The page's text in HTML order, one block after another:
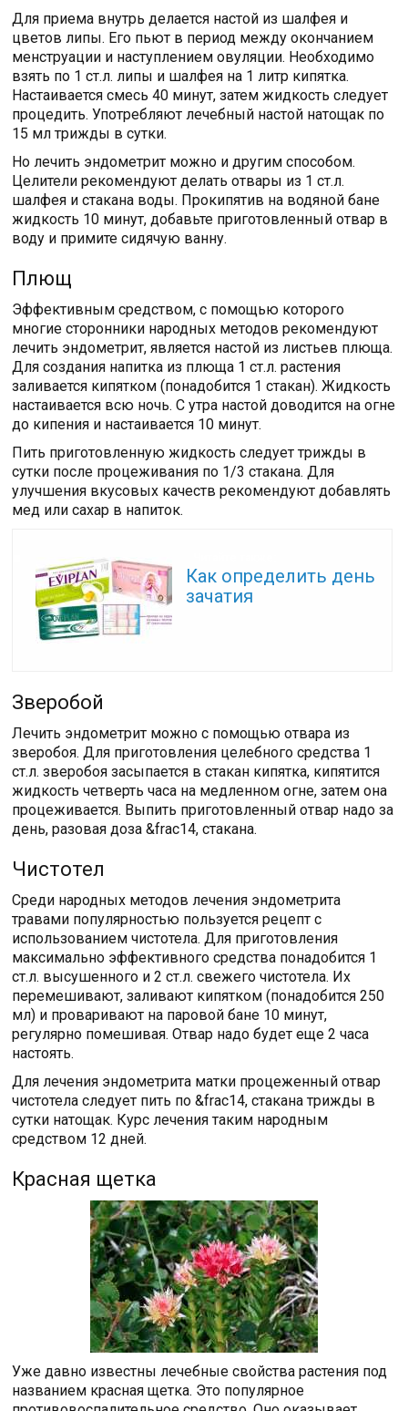
Для приема внутрь делается настой из шалфея и
цветов липы. Его пьют в период между окончанием
менструации и наступлением овуляции. Необходимо
взять по 1 ст.л. липы и шалфея на 1 литр кипятка.
Настаивается смесь 40 минут, затем жидкость следует
процедить. Употребляют лечебный настой натощак по
15 мл трижды в сутки.
Но лечить эндометрит можно и другим способом.
Целители рекомендуют делать отвары из 1 ст.л.
шалфея и стакана воды. Прокипятив на водяной бане
жидкость 10 минут, добавьте приготовленный отвар в
воду и примите сидячую ванну.
Плющ
Эффективным средством, с помощью которого
многие сторонники народных методов рекомендуют
лечить эндометрит, является настой из листьев плюща.
Для создания напитка из плюща 1 ст.л. растения
заливается кипятком (понадобится 1 стакан). Жидкость
настаивается всю ночь. С утра настой доводится на огне
до кипения и настаивается 10 минут.
Пить приготовленную жидкость следует трижды в
сутки после процеживания по 1/3 стакана. Для
улучшения вкусовых качеств рекомендуют добавлять
мед или сахар в напиток.
Как определить день
зачатия
Зверобой
Лечить эндометрит можно с помощью отвара из
зверобоя. Для приготовления целебного средства 1
ст.л. зверобоя засыпается в стакан кипятка, кипятится
жидкость четверть часа на медленном огне, затем она
процеживается. Выпить приготовленный отвар надо за
день, разовая доза &frac14, стакана.
Чистотел
Среди народных методов лечения эндометрита
травами популярностью пользуется рецепт с
использованием чистотела. Для приготовления
максимально эффективного средства понадобится 1
ст.л. высушенного и 2 ст.л. свежего чистотела. Их
перемешивают, заливают кипятком (понадобится 250
мл) и проваривают на паровой бане 10 минут,
регулярно помешивая. Отвар надо будет еще 2 часа
настоять.
Для лечения эндометрита матки процеженный отвар
чистотела следует пить по &frac14, стакана трижды в
сутки натощак. Курс лечения таким народным
средством 12 дней.
Красная щетка
Уже давно известны лечебные свойства растения под
названием красная щетка. Это популярное